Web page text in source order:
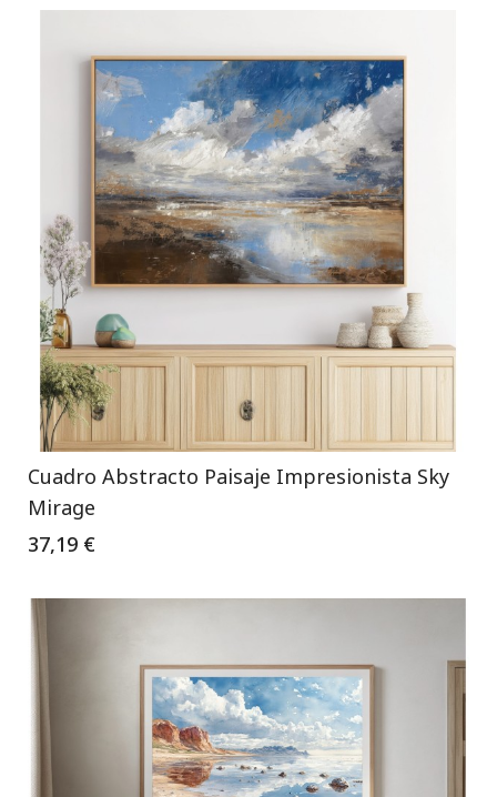
Cuadro Abstracto Paisaje Impresionista Sky
Mirage
37,19 €